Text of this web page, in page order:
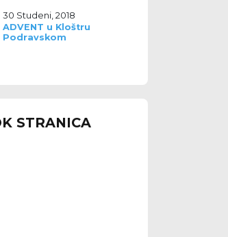
30 Studeni, 2018
ADVENT u Kloštru
Podravskom
STRANICA